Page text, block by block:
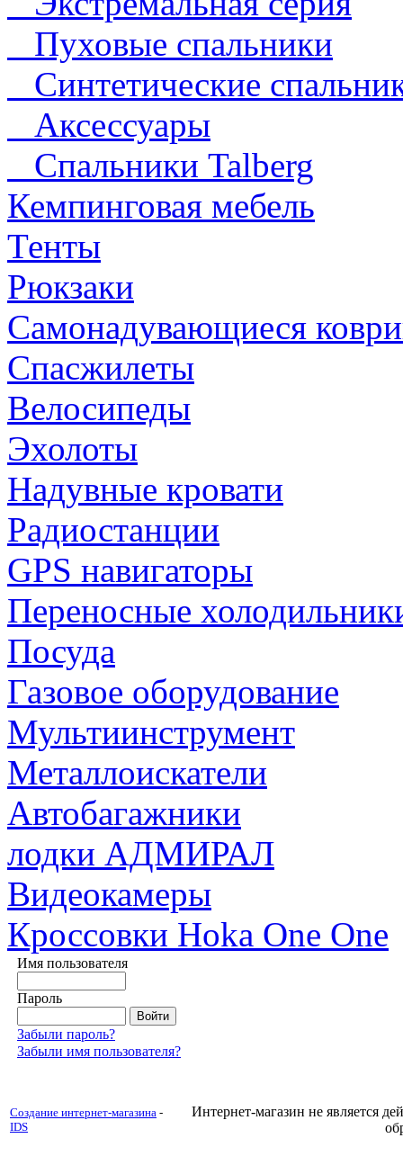
Пуховые спальники
Синтетические
Аксессуары
Спальники Talberg
Кемпинговая мебель
Тенты
Рюкзаки
Самонадувающиеся
Спасжилеты
Велосипеды
Эхолоты
Надувные кровати
Радиостанции
GPS навигаторы
Переносные
Посуда
Газовое оборудование
Мультиинструмент
Металлоискатели
Автобагажники
лодки АДМИРАЛ
Видеокамеры
Кроссовки Hoka One One
Имя пользователя
Пароль
Забыли пароль?
Забыли имя пользователя?
Создание интернет-магазина -
IDS
Интернет-магазин не является